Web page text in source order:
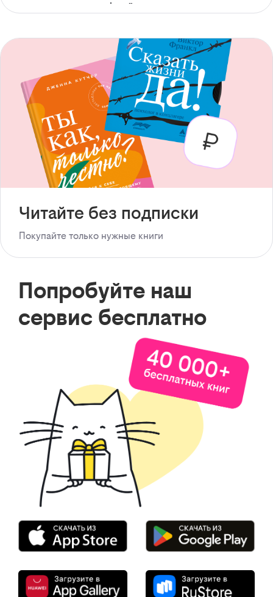
с доступом офлайн
Читайте без подписки
Покупайте только нужные книги
Попробуйте наш
сервис бесплатно